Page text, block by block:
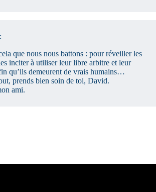
que nous nous battons : pour réveiller les
inciter à utiliser leur libre arbitre et leur
qu’ils demeurent de vrais humains…
prends bien soin de toi, David.
ami.